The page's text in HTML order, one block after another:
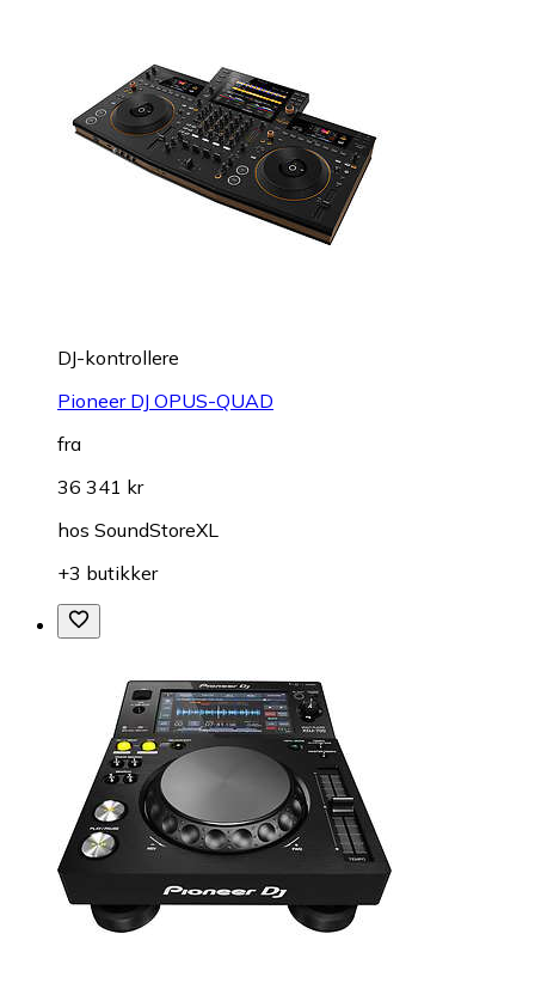
DJ-kontrollere
Pioneer DJ OPUS-QUAD
fra
36 341 kr
hos SoundStoreXL
+3 butikker